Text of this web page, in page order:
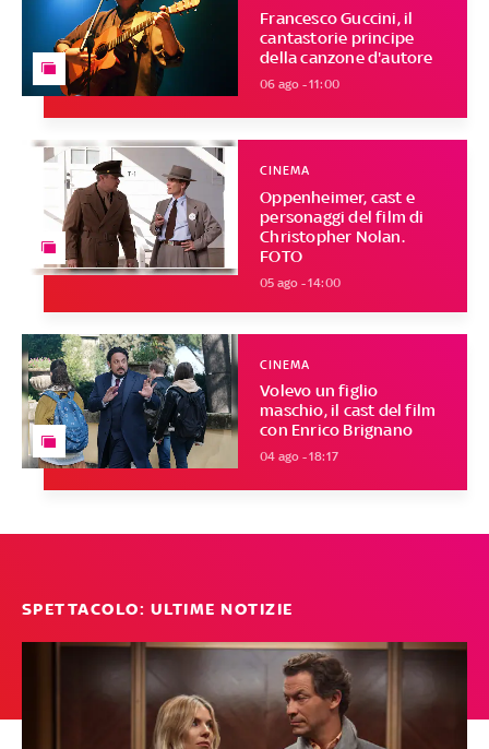
Francesco Guccini, il
cantastorie principe
della canzone d'autore
06 ago - 11:00
Oppenheimer, cast e
personaggi del film di
Christopher Nolan.
FOTO
CINEMA
05 ago - 14:00
Volevo un figlio
maschio, il cast del film
con Enrico Brignano
CINEMA
04 ago - 18:17
SPETTACOLO: ULTIME NOTIZIE